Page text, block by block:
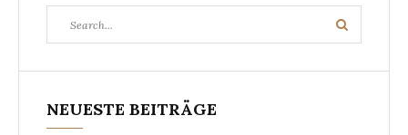
for:
Search
NEUESTE BEITRÄGE